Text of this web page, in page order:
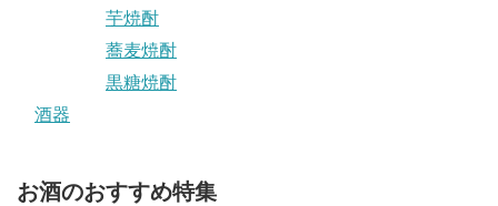
芋焼酎
蕎麦焼酎
黒糖焼酎
酒器
お酒のおすすめ特集